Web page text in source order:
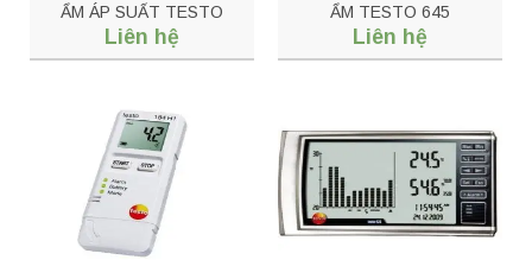
ẨM ÁP SUẤT TESTO
635-2
Liên hệ
ẨM TESTO 645
Liên hệ